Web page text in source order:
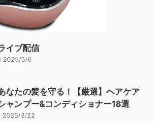
イブ配信
2025/5/6
なたの髪を守る！【厳選】ヘアケア
ャンプー&コンディショナー18選
2025/3/22